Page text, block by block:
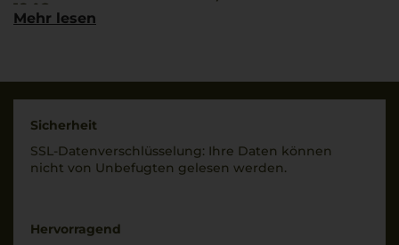
18 °C
Mehr lesen
Sicherheit
SSL-Daten­verschlüs­selung: Ihre Daten können
nicht von Unbe­fugten gelesen werden.
Hervorragend